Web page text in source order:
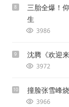
8
三胎全爆！
生
3986
9 沈腾《欢迎
3972
10 撞脸张雪峰
3966